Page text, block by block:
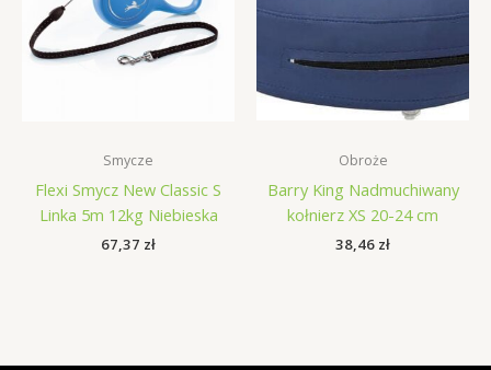
Smycze
Flexi Smycz New Classic S
Linka 5m 12kg Niebieska
67,37 zł
Obroże
Barry King Nadmuchiwany
kołnierz XS 20-24 cm
38,46 zł